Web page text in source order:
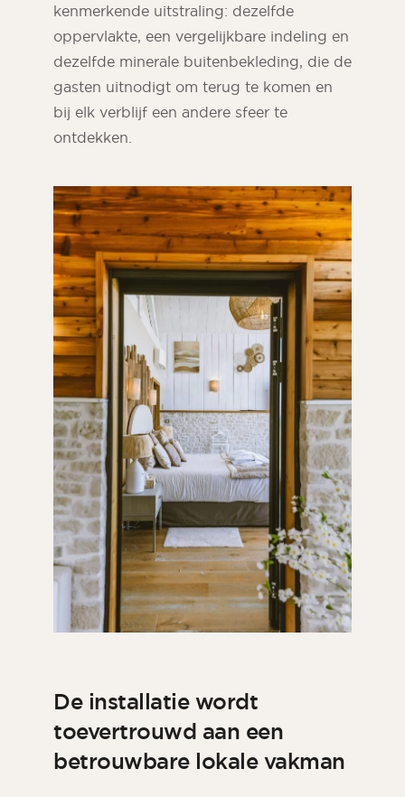
kenmerkende uitstraling: dezelfde
oppervlakte, een vergelijkbare indeling en
dezelfde minerale buitenbekleding, die de
gasten uitnodigt om terug te komen en
bij elk verblijf een andere sfeer te
ontdekken.
De installatie wordt
toevertrouwd aan een
betrouwbare lokale vakman